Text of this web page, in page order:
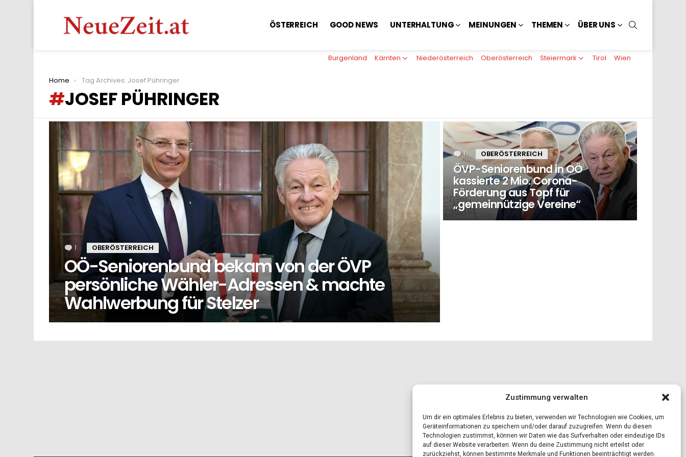
Zustimmung verwalten
Um dir ein optimales Erlebnis zu bieten, verwenden wir Technologien wie Cookies, um
Geräteinformationen zu speichern und/oder darauf zuzugreifen. Wenn du diesen
Technologien zustimmst, können wir Daten wie das Surfverhalten oder eindeutige IDs
auf dieser Website verarbeiten. Wenn du deine Zustimmung nicht erteilst oder
zurückziehst, können bestimmte Merkmale und Funktionen beeinträchtigt werden.
ÖSTERREICH GOOD NEWS UNTERHALTUNG MEINUNGEN THEMEN ÜBER UNS
Burgenland Kärnten Niederösterreich Oberösterreich Steiermark Tirol Wien
You are here:
Home Tag Archives: Josef Pühringer
JOSEF PÜHRINGER
LATEST
STORIES
1 Kommentar
OBERÖSTERREICH
OÖ-Seniorenbund bekam von der ÖVP
persönliche Wähler-Adressen & machte
Wahlwerbung für Stelzer
1 Kommentar
OBERÖSTERREICH
ÖVP-Seniorenbund in OÖ
kassierte 2 Mio. Corona-
Förderung aus Topf für
„gemeinnützige Vereine“